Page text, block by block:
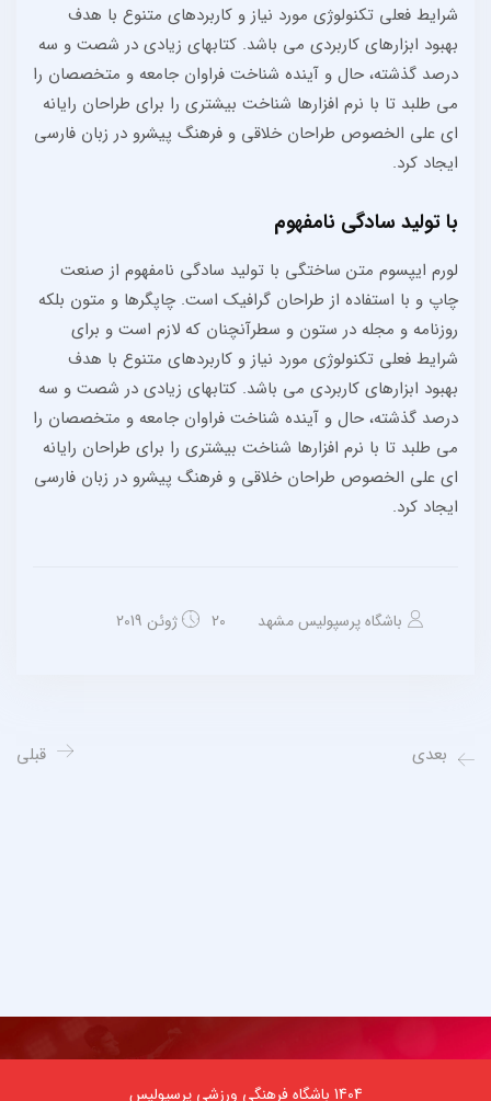
شرایط فعلی تکنولوژی مورد نیاز و کاربردهای متنوع با هدف
بهبود ابزارهای کاربردی می باشد. کتابهای زیادی در شصت و سه
درصد گذشته، حال و آینده شناخت فراوان جامعه و متخصصان را
می طلبد تا با نرم افزارها شناخت بیشتری را برای طراحان رایانه
ای علی الخصوص طراحان خلاقی و فرهنگ پیشرو در زبان فارسی
ایجاد کرد.
با تولید سادگی نامفهوم
لورم ایپسوم متن ساختگی با تولید سادگی نامفهوم از صنعت
چاپ و با استفاده از طراحان گرافیک است. چاپگرها و متون بلکه
روزنامه و مجله در ستون و سطرآنچنان که لازم است و برای
شرایط فعلی تکنولوژی مورد نیاز و کاربردهای متنوع با هدف
بهبود ابزارهای کاربردی می باشد. کتابهای زیادی در شصت و سه
درصد گذشته، حال و آینده شناخت فراوان جامعه و متخصصان را
می طلبد تا با نرم افزارها شناخت بیشتری را برای طراحان رایانه
ای علی الخصوص طراحان خلاقی و فرهنگ پیشرو در زبان فارسی
ایجاد کرد.
باشگاه پرسپولیس مشهد 20 ژوئن 2019
قبلی بعدی
1404 باشگاه فرهنگی ورزشی پرسپولیس